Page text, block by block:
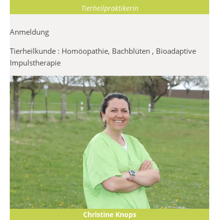
Tierheilpraktikerin
Anmeldung
Tierheilkunde : Homöopathie, Bachblüten , Bioadaptive
Impulstherapie
Christine Knops